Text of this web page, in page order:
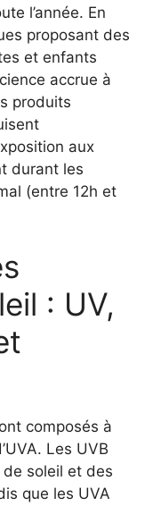
l’année. En
proposant des
et enfants
accrue à
produits
aux
durant les
(entre 12h et
: UV,
composés à
Les UVB
soleil et des
que les UVA